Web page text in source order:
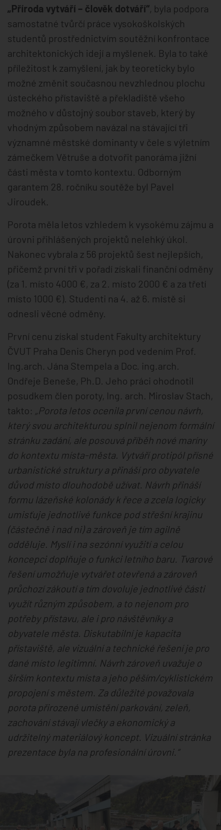
„Příroda vytváří – člověk dotváří“, byla podpora
samostatné tvůrčí práce vysokoškolských
studentů prostřednictvím soutěžní konfrontace
architektonických idejí a myšlenek. Byla to také
příležitost k zamyšlení, jak by teoreticky bylo
možné změnit současnou nevzhlednou plochu
ústeckého přístaviště a překladiště všeho
možného v důstojný soubor staveb, který by
vhodným způsobem navázal na stávající tři
významné městské dominanty v čele s výletním
zámečkem Větruše a dotvořit panoráma jižní
části města v tomto kontextu. Odborným
garantem 28. ročníku soutěže byl Pavel
Jiroudek.
Porota měla letos vzhledem k vysokému zájmu a
úrovni přihlášených projektů nelehký úkol.
Nakonec vybrala z 56 projektů šest nejlepších,
přičemž první tři v pořadí získali finanční odměny
(za 1. místo 4000 €, za 2. místo 2000 € a za třetí
místo 1000 €). Studenti na 4. až 6. místě si
odnesli věcné odměny.
První cenu získal student Fakulty architektury
ČVUT Praha Denis Cheryn pod vedením Prof.
Ing.arch. Jána Stempela a Doc. ing.arch.
Ondřeje Beneše, Ph.D. Jeho práci ohodnotil
posudkem člen poroty, Ing. arch. Miroslav Stach,
takto: „Porota letos ocenila první cenou návrh,
který svou architekturou splnil nejenom formální
stránku zadání, ale posouvá příběh nové maríny
do kontextu místa-města. Vytváří protipól přísné
urbanistické struktury a přináší pro obyvatele
důvod místo dlouhodobě užívat. Návrh přináší
formu lázeňské kolonády k řece a zcela logicky
umisťuje jednotlivé funkce pod střešní krajinu
(částečně i nad ni) a zároveň je tím agilně
odděluje. Myslí i na sezónní využití a celou
koncepci doplňuje o funkci letního baru. Tvarové
řešení umožňuje vytvářet otevřená a zároveň
průchozí zákoutí a tím dovoluje jednotlivé části
využít různým způsobem, a to nejenom pro
potřeby přístavu, ale i pro návštěvníky a
obyvatele města. Diskutabilní je kapacita
přístaviště, ale vizuální a technické řešení je pro
dané místo legitimní. Návrh zároveň uvažuje o
širším kontextu místa a jeho pěším/cyklistickém
propojení s městem. Za důležité považovala
porota přirozené umístění parkování, zeleň,
zachování stávají vlečky a ekonomický a
udržitelný materiálový koncept. Vizuální stránka
prezentace byla na profesionální úrovni.“